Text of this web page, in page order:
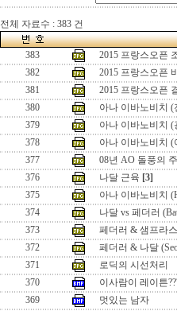
전체 자료수 : 383 건
383
2015 프랑스오픈
382
2015 프랑스오픈
381
2015 프랑스오픈
380
아나 이바노비치 (
379
아나 이바노비치
378
아나 이바노비치 (
377
08년 AO 돌풍의
376
나달 근육 [3]
375
아나 이바노비치
374
나달 vs 페더러
373
페더러 & 샘프라
372
페더러 & 나달
371
로딕의 시선처리
370
이사람이 레이튼
369
멋있는 남자